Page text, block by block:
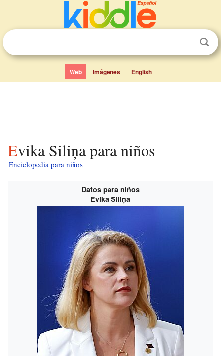
Web Imágenes English
Evika Siliņa para niños
Enciclopedia para niños
Datos para niños
Evika Siliņa